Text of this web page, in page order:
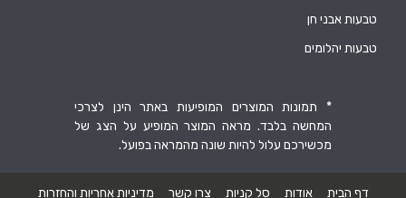
טבעות אבני חן
טבעות יהלומים
* תמונות המוצרים המופיעות באתר הינן לצרכי
המחשה בלבד. מראה המוצר המופיע על הצג של
מכשירכם עלול להיות שונה מהמראה בפועל.
דף הבית אודות סל קניות צרו קשר מדיניות אחריות והחזרות